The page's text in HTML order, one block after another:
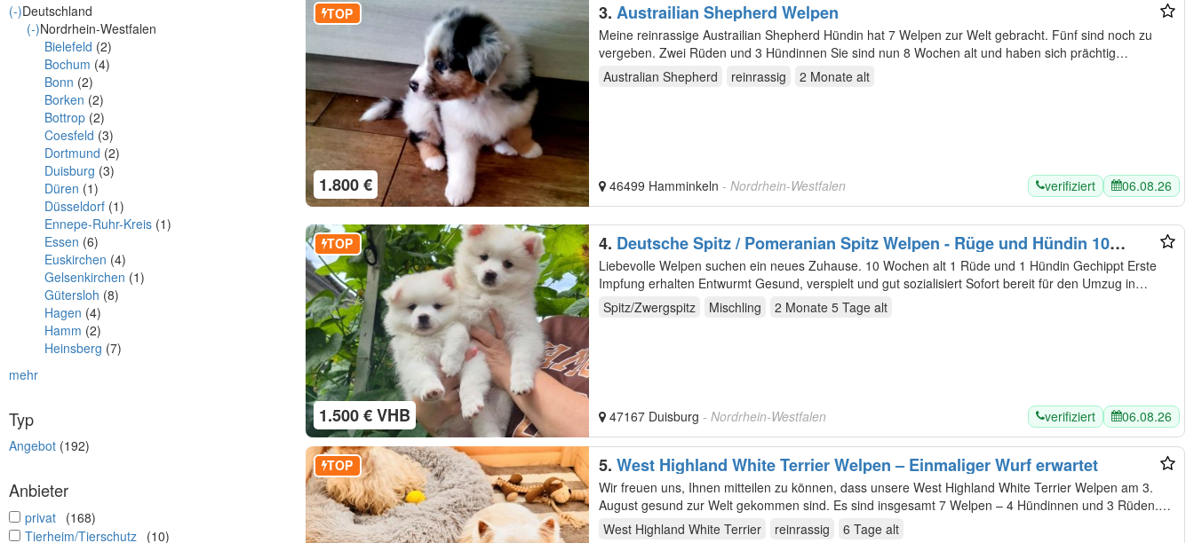
(-)Deutschland
(-)Nordrhein-Westfalen
Bielefeld (2)
Bochum (4)
Bonn (2)
Borken (2)
Bottrop (2)
Coesfeld (3)
Dortmund (2)
Duisburg (3)
Düren (1)
Düsseldorf (1)
Ennepe-Ruhr-Kreis (1)
Essen (6)
Euskirchen (4)
Gelsenkirchen (1)
Gütersloh (8)
Hagen (4)
Hamm (2)
Heinsberg (7)
mehr
Typ
Angebot (192)
Anbieter
undefined
privat (168)
undefined
Tierheim/Tierschutz (10)
3. Austrailian Shepherd Welpen
1.800 €
TOP
Meine reinrassige Austrailian Shepherd Hündin hat 7 Welpen zur Welt gebracht. Fünf sind noch zu
vergeben. Zwei Rüden und 3 Hündinnen Sie sind nun 8 Wochen alt und haben sich prächtig
entwickelt…
Australian Shepherd reinrassig 2 Monate alt
46499 Hamminkeln - Nordrhein-Westfalen verifiziert 06.08.26
4. Deutsche Spitz / Pomeranian Spitz Welpen - Rüge und Hündin 10
Woche alt
1.500 € VHB
TOP
Liebevolle Welpen suchen ein neues Zuhause. 10 Wochen alt 1 Rüde und 1 Hündin Gechippt Erste
Impfung erhalten Entwurmt Gesund, verspielt und gut sozialisiert Sofort bereit für den Umzug in…
Spitz/Zwergspitz
Mischling 2 Monate 5 Tage alt
47167 Duisburg - Nordrhein-Westfalen verifiziert 06.08.26
5. West Highland White Terrier Welpen – Einmaliger Wurf erwartet
TOP
Wir freuen uns, Ihnen mitteilen zu können, dass unsere West Highland White Terrier Welpen am 3.
August gesund zur Welt gekommen sind. Es sind insgesamt 7 Welpen – 4 Hündinnen und 3 Rüden.
Beide…
West Highland White Terrier reinrassig 6 Tage alt